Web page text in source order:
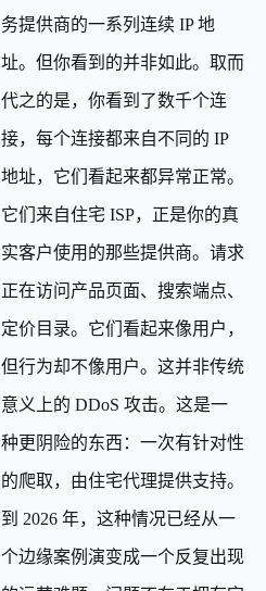
务提供商的一系列连续 IP 地
址。但你看到的并非如此。取而
代之的是，你看到了数千个连
接，每个连接都来自不同的 IP
地址，它们看起来都异常正常。
它们来自住宅 ISP，正是你的真
实客户使用的那些提供商。请求
正在访问产品页面、搜索端点、
定价目录。它们看起来像用户，
但行为却不像用户。这并非传统
意义上的 DDoS 攻击。这是一
种更阴险的东西：一次有针对性
的爬取，由住宅代理提供支持。
到 2026 年，这种情况已经从一
个边缘案例演变成一个反复出现